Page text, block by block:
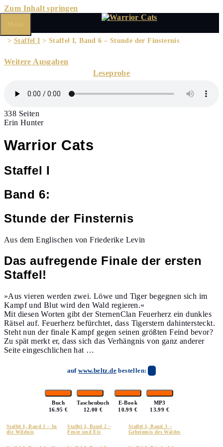
Zum Inhalt springen
Menü
> Staffel I > Staffel I, Band 6 – Stunde der Finsternis
Weitere Ausgaben
Leseprobe
338 Seiten
Erin Hunter
Warrior Cats
Staffel I
Band 6:
Stunde der Finsternis
Aus dem Englischen von Friederike Levin
Das aufregende Finale der ersten
Staffel!
»Aus vieren werden zwei. Löwe und Tiger begegnen sich im
Kampf und Blut wird den Wald regieren.«
Mit diesen Worten gibt der SternenClan Feuerherz ein dunkles
Rätsel auf. Feuerherz befürchtet, dass Tigerstern dahintersteckt.
Steht nun der finale Kampf gegen seinen größten Feind bevor?
Zu spät merkt er, dass sich das Verhängnis von ganz anderer
Seite eingeschlichen hat …
aufwww.beltz.de bestellen:
Buch
16.95 €
Taschenbuch
12.00 €
E-Book
10.99 €
MP3
13.99 €
Staffel I, Band 1 – In
die Wildnis
Staffel I, Band 2 –
Feuer und Eis
Staffel I, Band 3 –
Geheimnis des Waldes